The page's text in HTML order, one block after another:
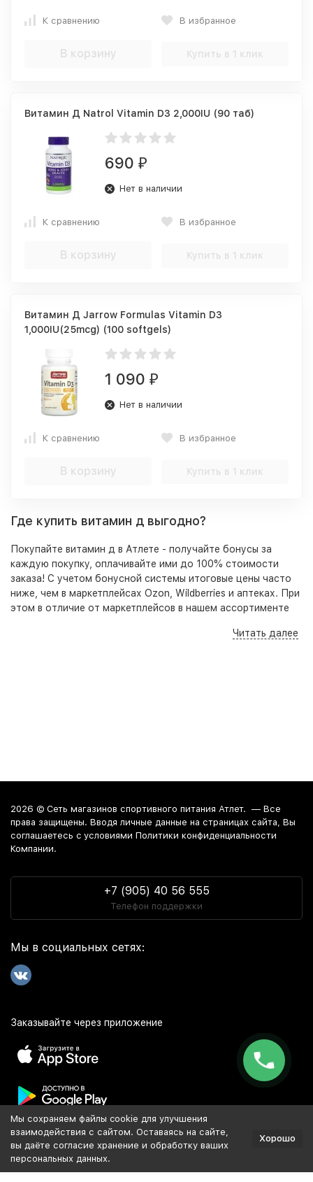
К сравнению В избранное
В корзину Купить в 1 клик
Витамин Д Natrol Vitamin D3 2,000IU (90 таб)
690 ₽
Нет в наличии
К сравнению В избранное
В корзину Купить в 1 клик
Витамин Д Jarrow Formulas Vitamin D3
1,000IU(25mcg) (100 softgels)
1 090 ₽
Нет в наличии
К сравнению В избранное
В корзину Купить в 1 клик
Где купить витамин д выгодно?
Покупайте витамин д в Атлете - получайте бонусы за
каждую покупку, оплачивайте ими до 100% стоимости
заказа! С учетом бонусной системы итоговые цены часто
ниже, чем в маркетплейсах Ozon, Wildberries и аптеках. При
этом в отличие от маркетплейсов в нашем ассортименте
гарантирующие безопасность приема и высокую
Краснодаре, Анапе и Новороссийске. По Краснодару
можно заказать доставку курьером.
Витамин Д в Москве
недорого, оформив заказ с быстрой доставкой через ТК
СДЭК. Сроки и стоимость доставки уточнит менеджер
Заказать витамин д с доставкой в другие
города России
заказывайте доставку в любой город ТК СДЕК или Почтой
Интернет-магазин осуществляет доставку в любой город
. Забрать заказ из магазина
можно в Краснодаре, Анапе и Новороссийске.
Читать далее
2026 © Сеть магазинов спортивного питания Атлет. — Все
права защищены. Вводя личные данные на страницах сайта, Вы
соглашаетесь c условиями Политики конфиденциальности
Компании.
+7 (905) 40 56 555
Телефон поддержки
Мы в социальных сетях:
Заказывайте через приложение
Популярное
Мы сохраняем файлы cookie для улучшения
взаимодействия с сайтом. Оставаясь на сайте,
вы даёте согласие хранение и обработку ваших
персональных данных.
Хорошо